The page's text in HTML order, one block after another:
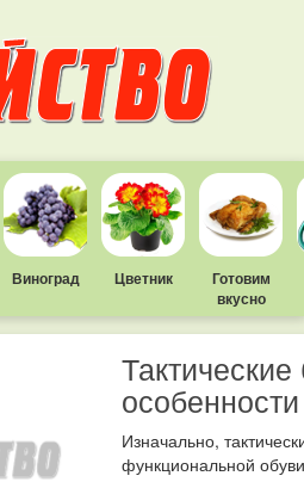
Виноград Цветник
Готовим
вкусно
Изначально,
функциональной